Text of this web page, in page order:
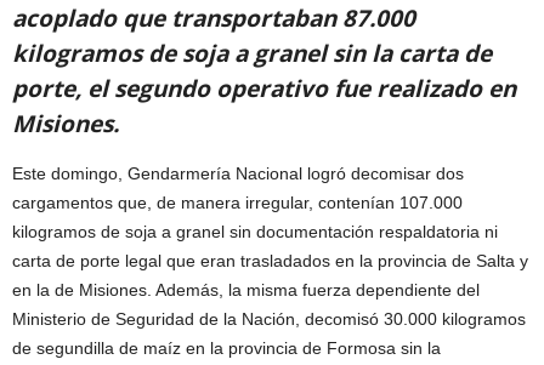
acoplado que transportaban 87.000
kilogramos de soja a granel sin la carta de
porte, el segundo operativo fue realizado en
Misiones.
Este domingo, Gendarmería Nacional logró decomisar dos
cargamentos que, de manera irregular, contenían 107.000
kilogramos de soja a granel sin documentación respaldatoria ni
carta de porte legal que eran trasladados en la provincia de Salta y
en la de Misiones. Además, la misma fuerza dependiente del
Ministerio de Seguridad de la Nación, decomisó 30.000 kilogramos
de segundilla de maíz en la provincia de Formosa sin la